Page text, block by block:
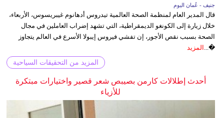
جنيف - عُمان اليوم
قال المدير العام لمنظمة الصحة العالمية تيدروس أدهانوم غيبريسوس، الأربعاء،
خلال زيارة إلى الكونغو الديمقراطية، التي تشهد إضراب العاملين في مجال
الصحة بسبب نقص الأجور، إن تفشي فيروس إيبولا الأسرع في العالم يتجاوز
�... المزيد
المزيد من التحقيقات السياحية
أحدث إطلالات كارمن بصيبص شعر قصير واختيارات مبتكرة
للأزياء